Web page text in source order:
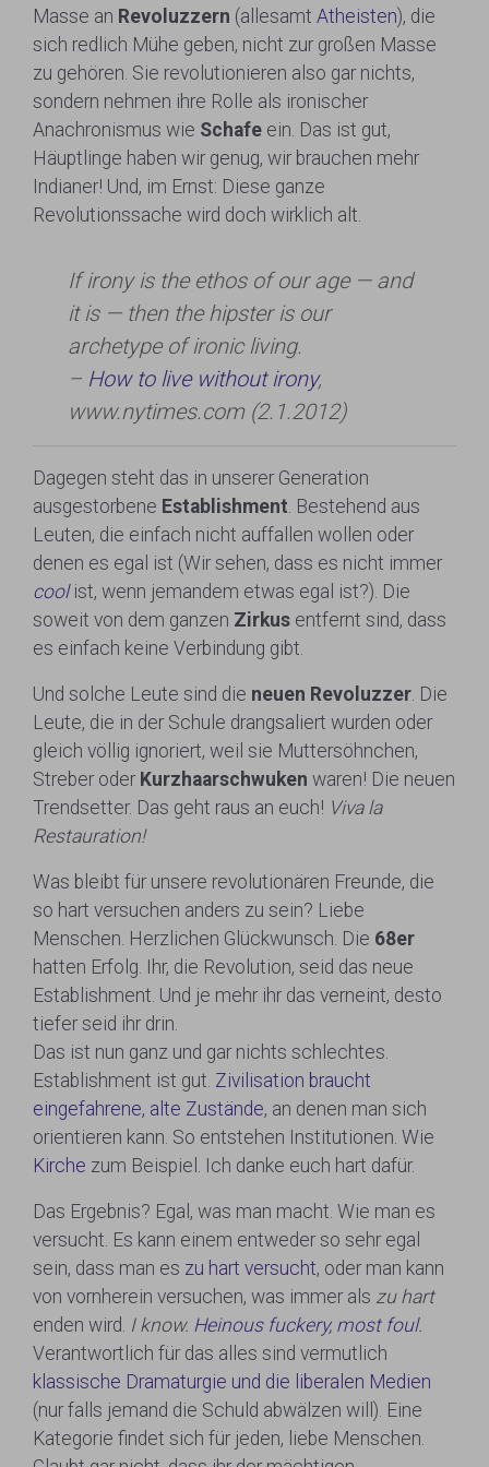
Masse an Revoluzzern (allesamt Atheisten), die
sich redlich Mühe geben, nicht zur großen Masse
zu gehören. Sie revolutionieren also gar nichts,
sondern nehmen ihre Rolle als ironischer
Anachronismus wie Schafe ein. Das ist gut,
Häuptlinge haben wir genug, wir brauchen mehr
Indianer! Und, im Ernst: Diese ganze
Revolutionssache wird doch wirklich alt.
If irony is the ethos of our age — and
it is — then the hipster is our
archetype of ironic living.
– How to live without irony,
www.nytimes.com (2.1.2012)
Dagegen steht das in unserer Generation
ausgestorbene Establishment. Bestehend aus
Leuten, die einfach nicht auffallen wollen oder
denen es egal ist (Wir sehen, dass es nicht immer
cool ist, wenn jemandem etwas egal ist?). Die
soweit von dem ganzen Zirkus entfernt sind, dass
es einfach keine Verbindung gibt.
Und solche Leute sind die neuen Revoluzzer. Die
Leute, die in der Schule drangsaliert wurden oder
gleich völlig ignoriert, weil sie Muttersöhnchen,
Streber oder Kurzhaarschwuken waren! Die neuen
Trendsetter. Das geht raus an euch! Viva la
Restauration!
Was bleibt für unsere revolutionären Freunde, die
so hart versuchen anders zu sein? Liebe
Menschen. Herzlichen Glückwunsch. Die 68er
hatten Erfolg. Ihr, die Revolution, seid das neue
Establishment. Und je mehr ihr das verneint, desto
tiefer seid ihr drin.
Das ist nun ganz und gar nichts schlechtes.
Establishment ist gut. Zivilisation braucht
eingefahrene, alte Zustände, an denen man sich
orientieren kann. So entstehen Institutionen. Wie
Kirche zum Beispiel. Ich danke euch hart dafür.
Das Ergebnis? Egal, was man macht. Wie man es
versucht. Es kann einem entweder so sehr egal
sein, dass man es zu hart versucht, oder man kann
von vornherein versuchen, was immer als zu hart
enden wird. I know. Heinous fuckery, most foul.
Verantwortlich für das alles sind vermutlich
klassische Dramaturgie und die liberalen Medien
(nur falls jemand die Schuld abwälzen will). Eine
Kategorie findet sich für jeden, liebe Menschen.